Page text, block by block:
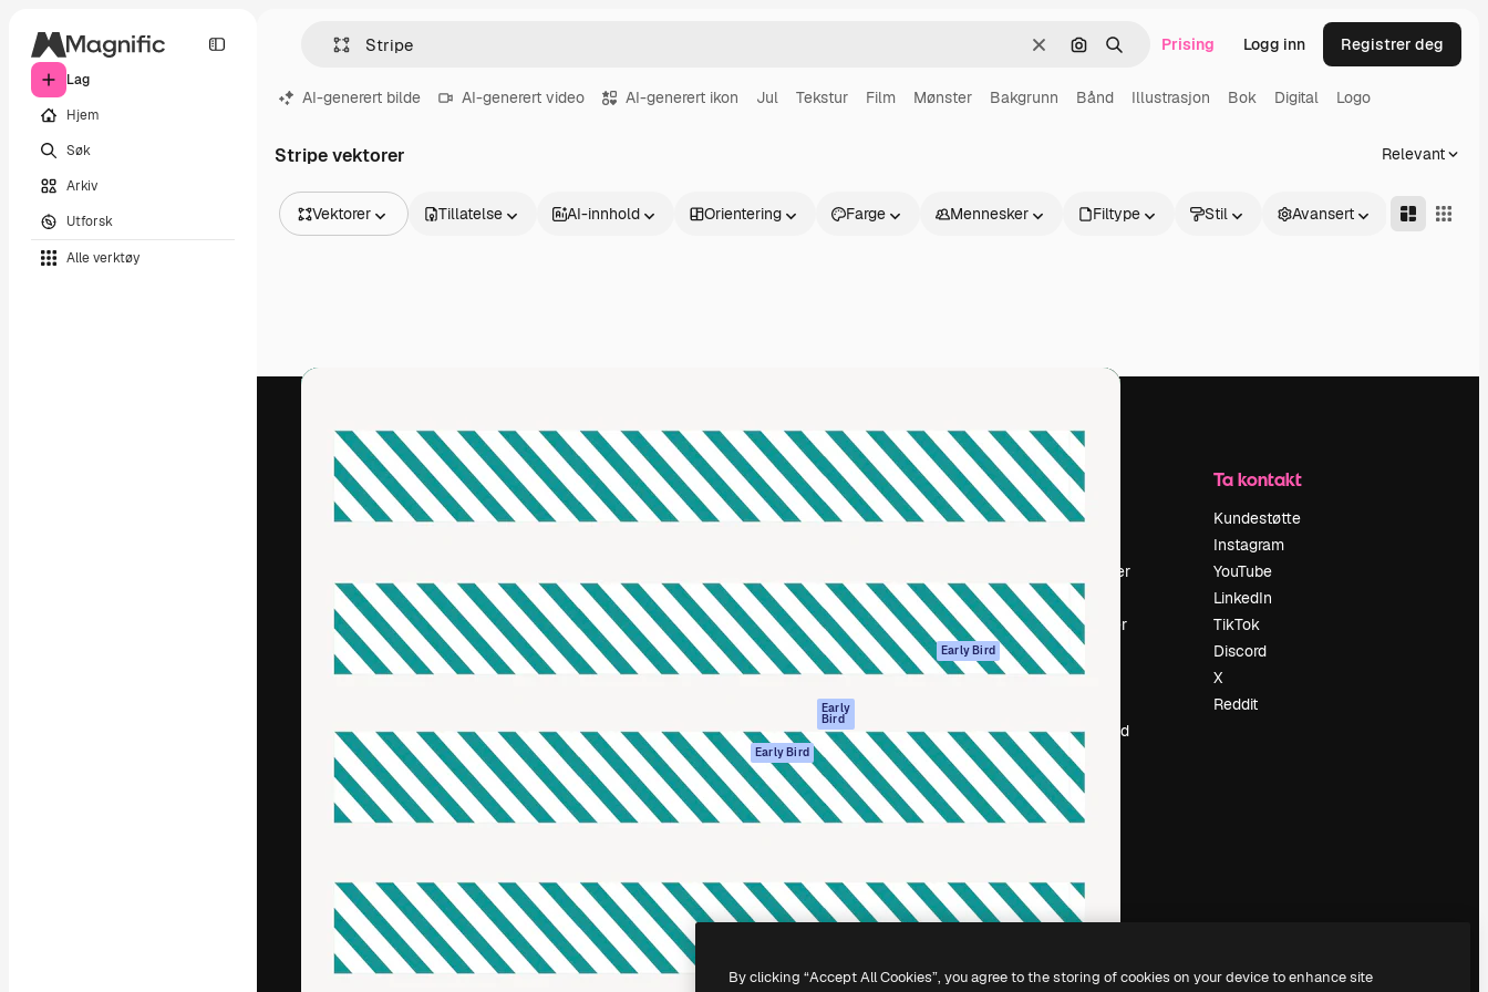
Lag
Hjem
Søk
Arkiv
Utforsk
Alle verktøy
Slett Søk etter bilde
Søk Prising Logg inn Registrer deg
AI-generert bilde AI-generert video AI-generert ikon Jul Tekstur Film Mønster Bakgrunn Bånd Illustrasjon Bok Digital Logo
Stripe vektorer Relevant
Vektorer
Videoer
Videomaler
3D-modeller
Tillatelse AI-innhold Orientering Farge Mennesker Filtype Stil Avansert
Den kreative plattformen for å lede ditt
Norsk bokmål
Produkter
Spaces
AI-videogenerator
AI-
stemmegenerator
Arkivinnhold
Claude/ChatGPT
Early
Bird
Agenter Early Bird
API
Mobilapp
Kom i gang
Academy
Vilkår for bruk
Personvernerklæring
Originaler
Early Bird
Retningslinjer for
Tillitssenter
Affiliates
For bedrifter
Selskap
Prising
Anmeldelser
Karrierer
Søketrender
Blogg
Hendelser
Selg innhold
Presserom
Leter etter
magnific.ai
Ta kontakt
Kundestøtte
Instagram
YouTube
LinkedIn
TikTok
Discord
X
Reddit
Copyright © 2010- 2026Freepik Company S.L.U. Alle rettigheter forbeholdt.
By clicking “Accept All Cookies”, you agree to the storing of cookies on your device to enhance site